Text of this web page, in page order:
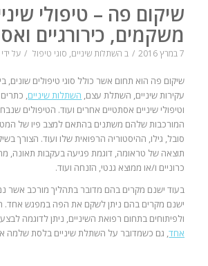
שיקום פה – טיפולי
משקמים, כירורגיים
7 במרץ 2016 / ב השתלות שיניים, סוגי טיפול / על ידי
שיקום פה הוא תחום אשר כולל סוגי טיפולים שונים,
עקירות שיניים, השתלת עצם, השתלות שיניים, כתרים
וטיפולי שיניים אסתטיים אחרים ועוד. הטיפולים
המורכבות שלהם משתנים בהתאם למצב פיו של
סובל, גילו, ההיסטוריה הרפואית שלו ועוד. הצורך
תוצאה של טראומה, דוגמת פגיעה בעקבות תאונה,
כרוניים ו/או ממוצא גנטי, הזנחה ועוד.
בעוד ישנם מקרים בהם מדובר בתהליך מורכב אשר
ישנם מקרים בהם ניתן לשקם את הפה במפגש אחד.
ולפיתוחים בתחום רפואת השיניים, ניתן לדוגמה לבצע
אחד, גם כשמדובר על השתלת שיניים בלסת שלמה